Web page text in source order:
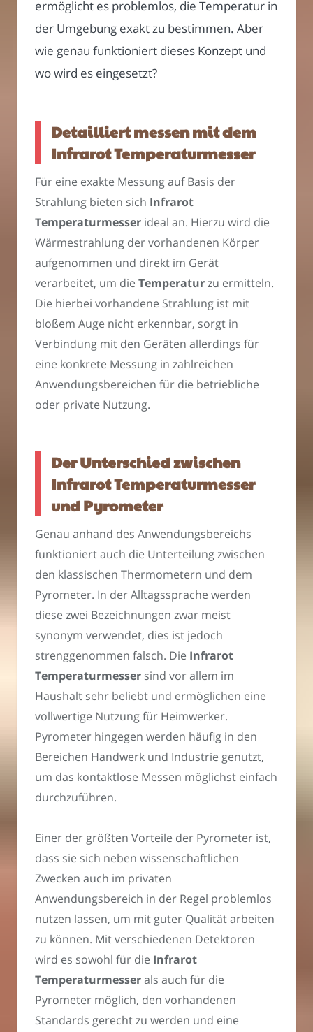
ermöglicht es problemlos, die Temperatur in
der Umgebung exakt zu bestimmen. Aber
wie genau funktioniert dieses Konzept und
wo wird es eingesetzt?
Detailliert messen mit dem
Infrarot Temperaturmesser
Für eine exakte Messung auf Basis der
Strahlung bieten sich Infrarot
Temperaturmesser ideal an. Hierzu wird die
Wärmestrahlung der vorhandenen Körper
aufgenommen und direkt im Gerät
verarbeitet, um die Temperaturzu ermitteln.
Die hierbei vorhandene Strahlung ist mit
bloßem Auge nicht erkennbar, sorgt in
Verbindung mit den Geräten allerdings für
eine konkrete Messung in zahlreichen
Anwendungsbereichen für die betriebliche
oder private Nutzung.
Der Unterschied zwischen
Infrarot Temperaturmesser
und Pyrometer
Genau anhand des Anwendungsbereichs
funktioniert auch die Unterteilung zwischen
den klassischen Thermometern und dem
Pyrometer. In der Alltagssprache werden
diese zwei Bezeichnungen zwar meist
synonym verwendet, dies ist jedoch
strenggenommen falsch. Die Infrarot
Temperaturmesser sind vor allem im
Haushalt sehr beliebt und ermöglichen eine
vollwertige Nutzung für Heimwerker.
Pyrometer hingegen werden häufig in den
Bereichen Handwerk und Industrie genutzt,
um das kontaktlose Messen möglichst einfach
durchzuführen.
Einer der größten Vorteile der Pyrometer ist,
dass sie sich neben wissenschaftlichen
Zwecken auch im privaten
Anwendungsbereich in der Regel problemlos
nutzen lassen, um mit guter Qualität arbeiten
zu können. Mit verschiedenen Detektoren
wird es sowohl für die Infrarot
Temperaturmesserals auch für die
Pyrometer möglich, den vorhandenen
Standards gerecht zu werden und eine